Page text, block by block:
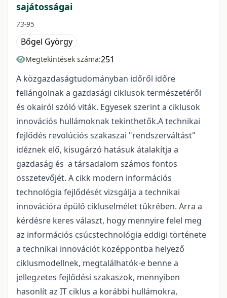
sajátosságai
73-95
Bőgel György
Megtekintések száma:251
A közgazdaságtudományban időről időre
fellángolnak a gazdasági ciklusok természetéről
és okairól szóló viták. Egyesek szerint a ciklusok
innovációs hullámoknak tekinthetők.A technikai
fejlődés revolúciós szakaszai "rendszerváltást"
idéznek elő, kisugárzó hatásuk átalakítja a
gazdaság és a társadalom számos fontos
összetevőjét. A cikk modern információs
technológia fejlődését vizsgálja a technikai
innovációra épülő cikluselmélet tükrében. Arra a
kérdésre keres választ, hogy mennyire felel meg
az információs csúcstechnológia eddigi története
a technikai innovációt középpontba helyező
ciklusmodellnek, megtalálhatók-e benne a
jellegzetes fejlődési szakaszok, mennyiben
hasonlít az IT ciklus a korábbi hullámokra,